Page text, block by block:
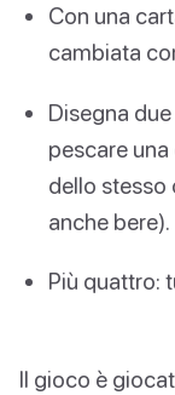
Con una
cambiata
Disegna
pescare
dello stesso
anche bere).
Più quattro:
Il gioco è